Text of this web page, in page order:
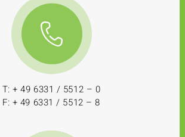
T: + 49 6331 / 5512 – 0
F: + 49 6331 / 5512 – 8